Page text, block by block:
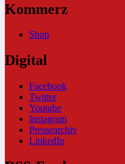
Kommerz
Shop
Digital
Facebook
Twitter
Youtube
Instagram
Pressearchiv
LinkedIn